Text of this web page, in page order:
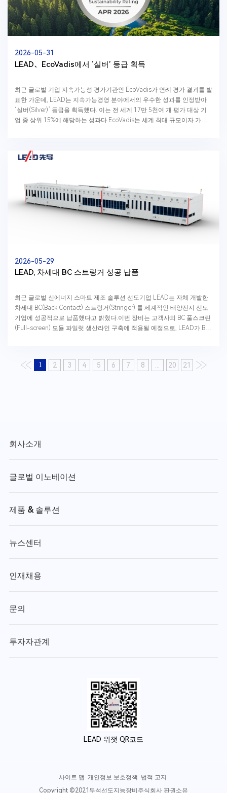
2026-05-31
LEAD、EcoVadis에서 ‘실버’ 등급 획득
최근 글로벌 기업 지속가능성 평가기관인 EcoVadis가 연례 평가 결과를 발
표한 가운데, LEAD는 지속가능경영 분야에서의 우수한 성과를 인정받아
‘실버(Silver)’ 등급을 획득했다. 이는 전 세계 17만 5천여 개 평가 대상 기
업 중 상위 15%에 해당하는 성과다.EcoVadis는 세계 최대 규모이자 가장
2026-05-29
LEAD, 차세대 BC 스트링거 성공 납품
최근 글로벌 신에너지 스마트 제조 솔루션 선도기업 LEAD는 자체 개발한
차세대 BC(Back Contact) 스트링거(Stringer) 를 세계적인 태양전지 선도
기업에 성공적으로 납품했다고 밝혔다.이번 장비는 고객사의 BC 풀스크린
(Full-screen) 모듈 파일럿 생산라인 구축에 적용될 예정으로, LEAD가 BC
1 2 3 4 5 6 7 8 ... 20 21
회사소개
글로벌 이노베이션
제품 & 솔루션
뉴스센터
인재채용
문의
투자자관계
LEAD 위챗 QR코드
사이트 맵 개인정보 보호정책 법적 고지
Copyright ©2021무석선도지능장비주식회사 판권소유